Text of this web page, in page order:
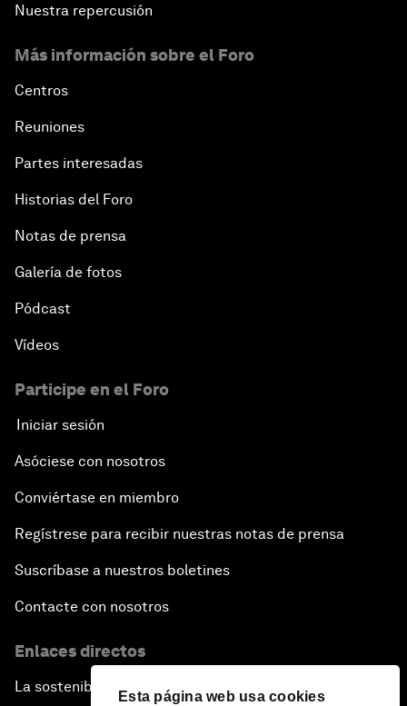
Esta página web usa cookies
Nuestra repercusión
Más información sobre el Foro
Centros
Reuniones
Partes interesadas
Historias del Foro
Notas de prensa
Galería de fotos
Pódcast
Vídeos
Participe en el Foro
Iniciar sesión
Asóciese con nosotros
Conviértase en miembro
Regístrese para recibir nuestras notas de prensa
Suscríbase a nuestros boletines
Contacte con nosotros
Enlaces directos
La sostenibilidad en el Foro